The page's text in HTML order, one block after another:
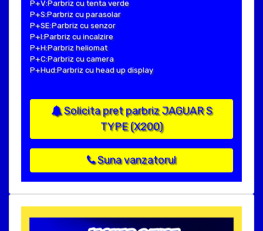
P+V:Parbriz cu tenta verde
P+S:Parbriz cu parasolar
P+SE:Parbriz cu senzor
P+I:Parbriz cu incalzire
P+H:Parbriz heliomat
P+C:Parbriz cu camera
P+Hud:Parbriz cu head up display
Solicita pret parbriz JAGUAR S
TYPE (X200)
Suna vanzatorul